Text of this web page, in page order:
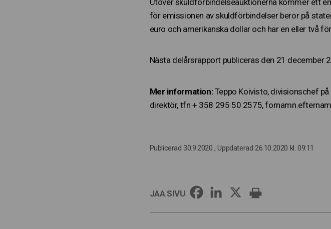
Utöver skuldförbindelseauktionerna kommer ett
för emissionen av skuldförbindelser beror på
euro och amerikanska dollar och har en eller två
Nästa delårsrapport publiceras den 21 december
Mer information:Teppo Koivisto, divisionschef
direktör, tfn + 358 295 50 2575,
Publicerad 30.9.2020 , Uppdaterad 26.10.2020 kl. 09:11
JAA SIVU